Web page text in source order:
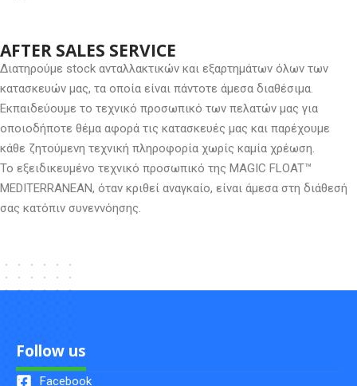
AFTER SALES SERVICE
Διατηρούμε stock ανταλλακτικών και εξαρτημάτων όλων των
κατασκευών μας, τα οποία είναι πάντοτε άμεσα διαθέσιμα.
Εκπαιδεύουμε το τεχνικό προσωπικό των πελατών μας για
οποιοδήποτε θέμα αφορά τις κατασκευές μας και παρέχουμε
κάθε ζητούμενη τεχνική πληροφορία χωρίς καμία χρέωση.
Το εξειδικευμένο τεχνικό προσωπικό της MAGIC FLOAT™
MEDITERRANEAN, όταν κριθεί αναγκαίο, είναι άμεσα στη διάθεσή
σας κατόπιν συνεννόησης.
Follow us
Facebook